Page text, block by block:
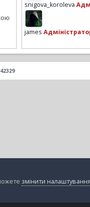
snigova_koroleva
james
змінити налаштування